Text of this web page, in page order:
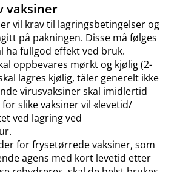
vaksiner
vil krav til lagringsbetingelser og
på pakningen. Disse må følges
ha fullgod effekt ved bruk.
oppbevares mørkt og kjølig (2-
lagres kjølig, tåler generelt ikke
virusvaksiner skal imidlertid
for slike vaksiner vil «levetid​/​
ved lagring ved
for frysetørrede vaksiner, som
agens med kort levetid etter